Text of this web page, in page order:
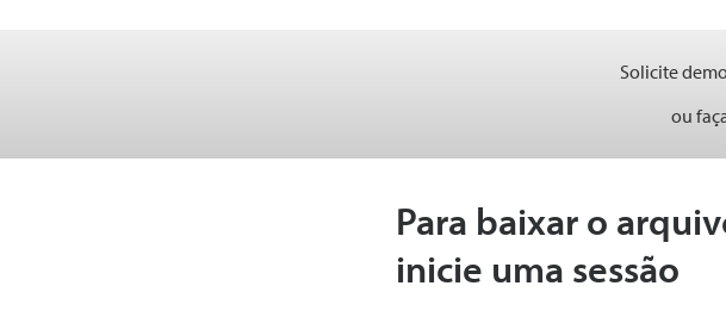
Solicite
ou
Para baixar o
inicie uma sessão